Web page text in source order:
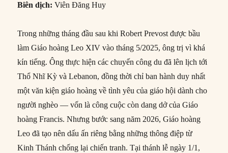
Biên dịch:Viên Đăng Huy
Trong những tháng đầu sau khi Robert Prevost được bầu
làm Giáo hoàng Leo XIV vào tháng 5/2025, ông trị vì khá
kín tiếng. Ông thực hiện các chuyến công du đã lên lịch tới
Thổ Nhĩ Kỳ và Lebanon, đồng thời chỉ ban hành duy nhất
một văn kiện giáo hoàng về tình yêu của giáo hội dành cho
người nghèo — vốn là công cuộc còn dang dở của Giáo
hoàng Francis. Nhưng bước sang năm 2026, Giáo hoàng
Leo đã tạo nên dấu ấn riêng bằng những thông điệp từ
Kinh Thánh chống lại chiến tranh. Tại thánh lễ ngày 1/1,